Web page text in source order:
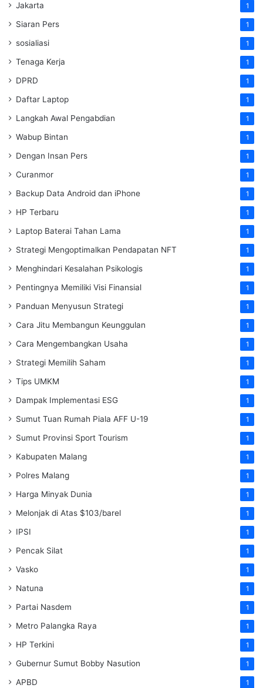
Jakarta 1
Siaran Pers 1
sosialiasi 1
Tenaga Kerja 1
DPRD 1
Daftar Laptop 1
Langkah Awal Pengabdian 1
Wabup Bintan 1
Dengan Insan Pers 1
Curanmor 1
Backup Data Android dan iPhone 1
HP Terbaru 1
Laptop Baterai Tahan Lama 1
Strategi Mengoptimalkan Pendapatan NFT 1
Menghindari Kesalahan Psikologis 1
Pentingnya Memiliki Visi Finansial 1
Panduan Menyusun Strategi 1
Cara Jitu Membangun Keunggulan 1
Cara Mengembangkan Usaha 1
Strategi Memilih Saham 1
Tips UMKM 1
Dampak Implementasi ESG 1
Sumut Tuan Rumah Piala AFF U-19 1
Sumut Provinsi Sport Tourism 1
Kabupaten Malang 1
Polres Malang 1
Harga Minyak Dunia 1
Melonjak di Atas $103/barel 1
IPSI 1
Pencak Silat 1
Vasko 1
Natuna 1
Partai Nasdem 1
Metro Palangka Raya 1
HP Terkini 1
Gubernur Sumut Bobby Nasution 1
APBD 1